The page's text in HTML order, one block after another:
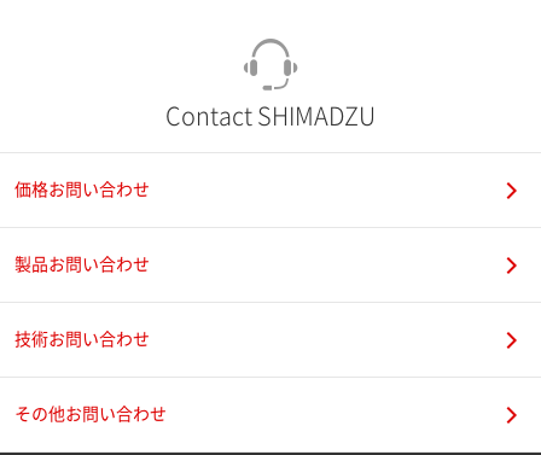
Contact SHIMADZU
価格お問い合わせ
製品お問い合わせ
技術お問い合わせ
その他お問い合わせ